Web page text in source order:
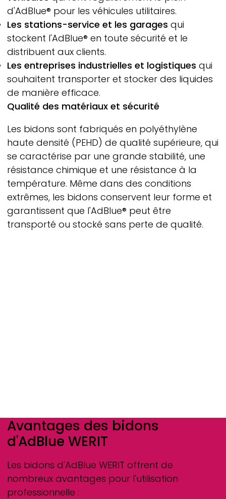
d'AdBlue® pour les véhicules utilitaires.
Les stations-service et les garages qui
stockent l'AdBlue® en toute sécurité et le
distribuent aux clients.
Les entreprises industrielles et logistiques qui
souhaitent transporter et stocker des liquides
de manière efficace.
Qualité des matériaux et sécurité
Les bidons sont fabriqués en polyéthylène
haute densité (PEHD) de qualité supérieure, qui
se caractérise par une grande stabilité, une
résistance chimique et une résistance à la
température. Même dans des conditions
extrêmes, les bidons conservent leur forme et
garantissent que l'AdBlue® peut être
transporté ou stocké sans perte de qualité.
Avantages des bidons
d'AdBlue WERIT
Les bidons d'AdBlue WERIT offrent de
nombreux avantages pour l'utilisation
professionnelle :